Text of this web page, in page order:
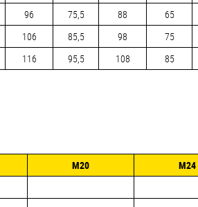
96 75,5 88 65
106 85,5 98 75
116 95,5 108 85
М20
М24